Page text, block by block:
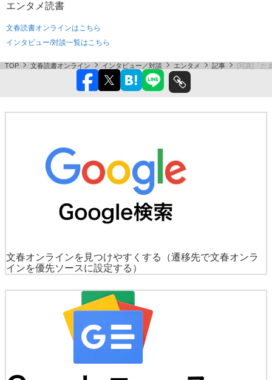
エンタメ読書
文春読書オンラインはこちら
インタビュー/対談一覧はこちら
TOP 文春読書オンライン インタビュー／対談 エンタメ 記事 [写真]「た
文春オンラインを見つけやすくする
（遷移先で文春オンラ
インを優先ソースに設定する）